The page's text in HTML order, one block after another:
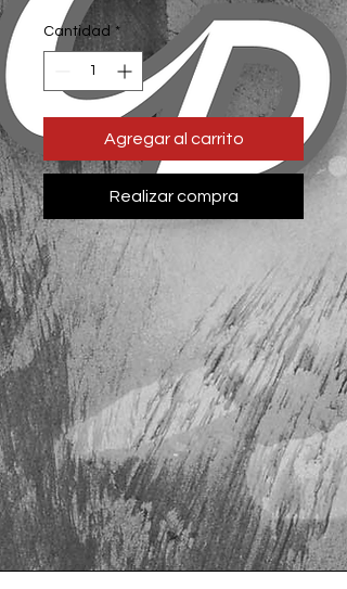
Cantidad *
Agregar al carrito
Realizar compra